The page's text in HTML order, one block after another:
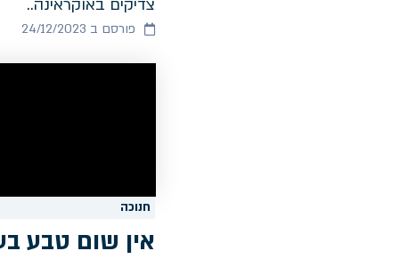
צדיקים באוקראינה..
פורסם ב 24/12/2023
חנוכה
אין שום טבע